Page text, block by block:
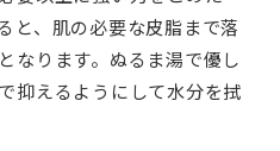
と、肌の必要な皮脂まで落
なります。ぬるま湯で優し
抑えるようにして水分を拭